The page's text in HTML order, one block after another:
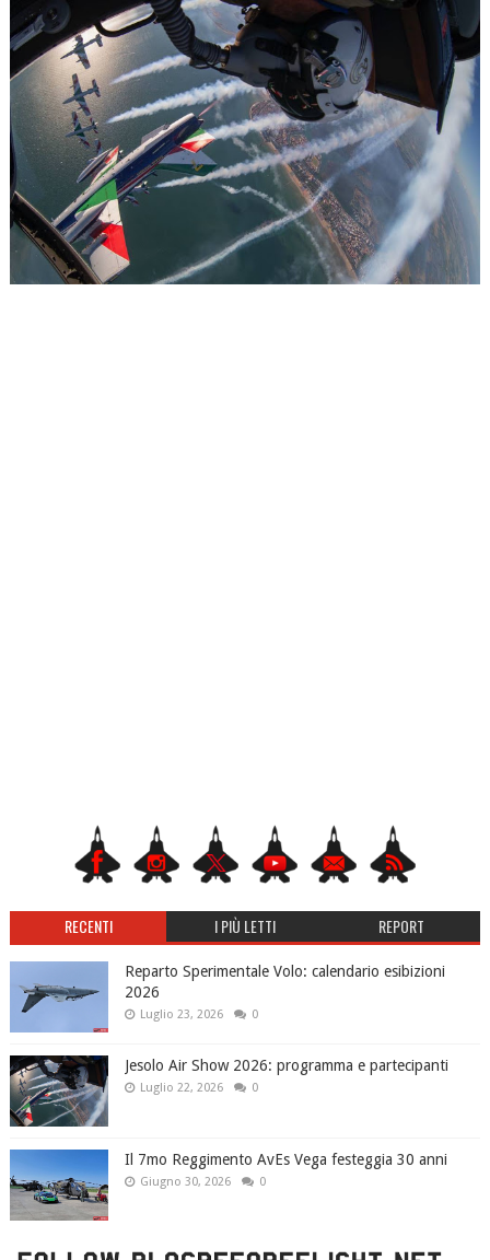
RECENTI I PIÙ LETTI REPORT
Reparto Sperimentale Volo: calendario esibizioni
2026
Luglio 23, 2026 0
Jesolo Air Show 2026: programma e partecipanti
Luglio 22, 2026 0
Il 7mo Reggimento AvEs Vega festeggia 30 anni
Giugno 30, 2026 0